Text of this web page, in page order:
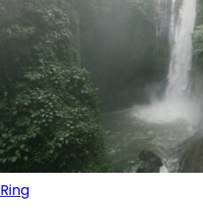
Ring